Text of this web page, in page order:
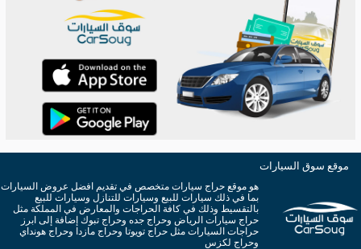
موقع سوق السيارات
هو موقع حراج سيارات متخصص في تقديم افضل عروض السيارات
بما في ذلك سيارات للبيع وسيارات للتنازل وسيارات للبيع
بالتقسيط وذلك في كافة الحراجات والمعارض في المملكة مثل
حراج سيارات الرياض وحراج جده وحراج تبوك إضافة إلى ابرز
حراجات السيارات مثل حراج تويوتا وحراج مازدا وحراج هونداي
وحراج لكزس